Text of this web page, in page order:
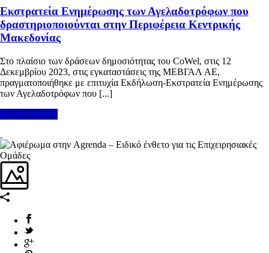
Εκστρατεία Ενημέρωσης των Αγελαδοτρόφων που
δραστηριοποιούνται στην Περιφέρεια Κεντρικής
Μακεδονίας
Στο πλαίσιο των δράσεων δημοσιότητας του CoWel, στις 12
Δεκεμβρίου 2023, στις εγκαταστάσεις της ΜΕΒΓΑΛ ΑΕ,
πραγματοποιήθηκε με επιτυχία Εκδήλωση-Εκστρατεία Ενημέρωσης
των Αγελαδοτρόφων που [...]
READ MORE